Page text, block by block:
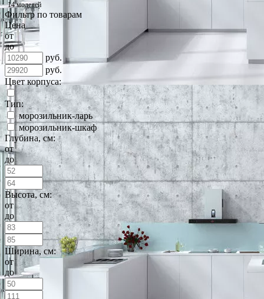
14 моделей
Фильтр по товарам
Цена
от
до
руб.
руб.
Цвет корпуса:
Тип:
морозильник-ларь
морозильник-шкаф
Глубина, см:
от
до
Высота, см:
от
до
Ширина, см:
от
до